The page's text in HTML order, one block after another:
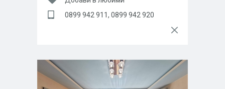
0899 942 911, 0899 942 920